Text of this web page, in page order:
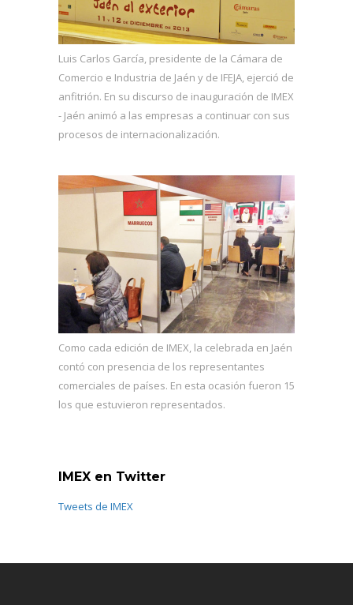
Luis Carlos García, presidente de la Cámara de
Comercio e Industria de Jaén y de IFEJA, ejerció de
anfitrión. En su discurso de inauguración de IMEX
- Jaén animó a las empresas a continuar con sus
procesos de internacionalización.
Como cada edición de IMEX, la celebrada en Jaén
contó con presencia de los representantes
comerciales de países. En esta ocasión fueron 15
los que estuvieron representados.
IMEX en Twitter
Tweets de IMEX